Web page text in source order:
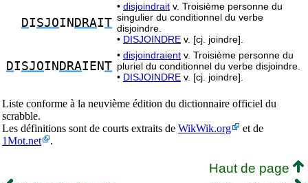
DISJOIN DRAIT
• disjoindrait v. Troisième personne du
singulier du conditionnel du verbe
disjoindre.
• DISJOINDRE v. [cj. joindre].
DISJOIN DRAIENT
• disjoindraient v. Troisième personne du
pluriel du conditionnel du verbe disjoindre.
• DISJOINDRE v. [cj. joindre].
Liste conforme à la neuvième édition du dictionnaire officiel du
scrabble.
Les définitions sont de courts extraits de WikWik.org
et de
1Mot.net
.
Haut de page